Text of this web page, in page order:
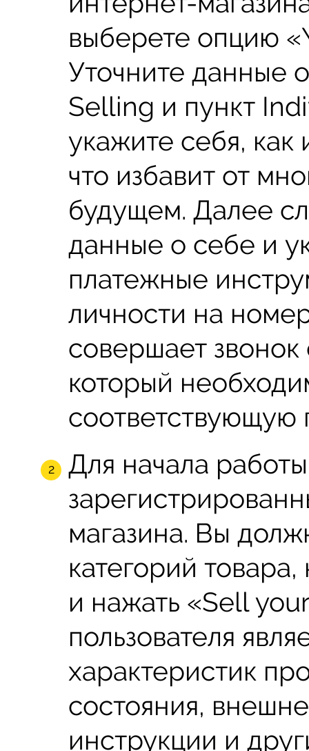
выберете опцию
Уточните данные
Selling и пункт
укажите себя, как
что избавит от
будущем. Далее
данные о себе и
платежные
личности на
совершает
который
соответствующую
Для начала
магазина. Вы
категорий
и нажать «Sell
пользователя
характеристик
состояния,
инструкции и